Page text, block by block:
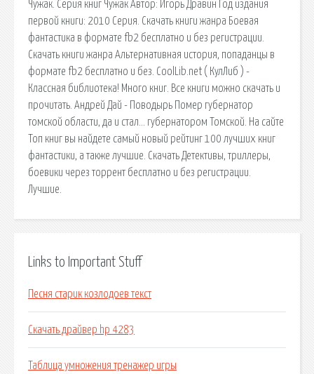
Чужак. Серия книг Чужак Автор: Игорь Дравин Год издания
первой книги: 2010 Серия. Скачать книги жанра Боевая
фантастика в формате fb2 бесплатно и без регистрации.
Скачать книги жанра Альтернативная история, попаданцы в
формате fb2 бесплатно и без. CoolLib.net ( КулЛиб ) -
Классная библиотека! Много книг. Все книги можно скачать и
прочитать. Андрей Дай - Поводырь Помер губернатор
томской области, да и стал… губернатором Томской. На сайте
Топ книг вы найдете самый новый рейтинг 100 лучших книг
фантастики, а также лучшие. Скачать Детективы, триллеры,
боевики через торрент бесплатно и без регистрации.
Лучшие.
Links to Important Stuff
Песня старик козлодоев текст
Скачать драйвер hp 4283
Таблица умножения тренажер игры